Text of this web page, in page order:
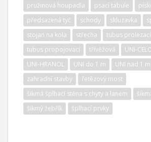
pružinová houpadla
psací tabule
předsazená tyč
schody skluzavka
stojan na kola
střecha
tubus prolezací
tubus propojovací
třívěžová
UNI-
UNI-HRANOL
UNI do 1 m UNI nad 1 m
zahradní stavby
řetězový most
šikmá šplhací stěna s chyty a lanem
šikmý žebřík
šplhací prvky